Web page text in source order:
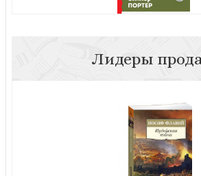
Сент-Экзюпери А. Маленький принц
Классика для себя)
Портер Э. Поллианна (Эксмо)
программе)
Лидеры